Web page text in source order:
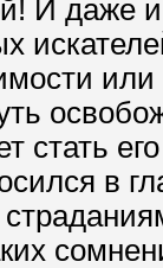
И даже
или
стать
в